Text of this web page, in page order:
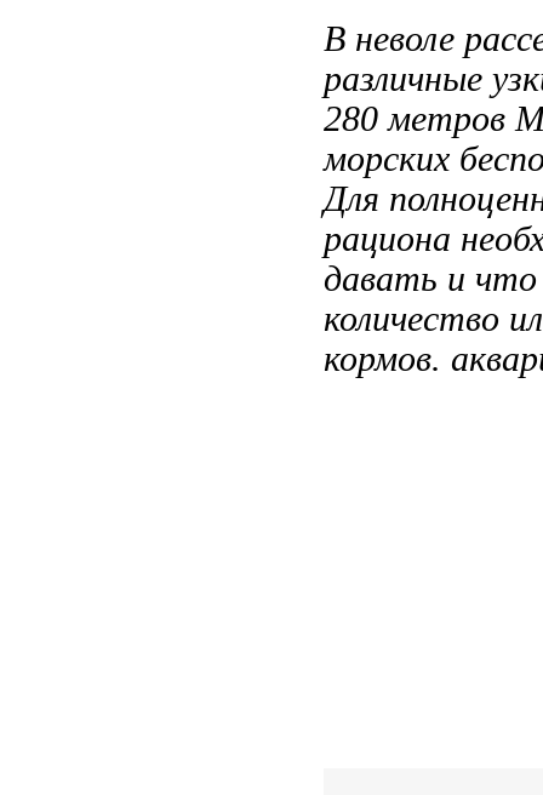
В неволе
различные
280 метров
морских
Для
рациона
давать и что
количество
кормов.